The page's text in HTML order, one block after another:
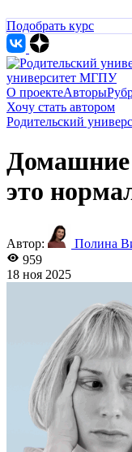
Подобрать курс
университет МГПУ
О проектеАвторы
Хочу стать автором
Родительский
Домашние
это
Автор:
Полина
959
18 ноя 2025